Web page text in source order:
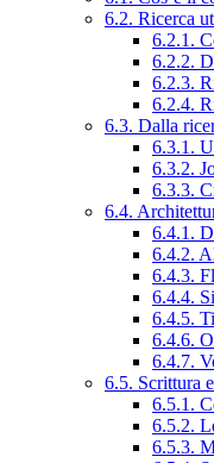
6.2. Ricerca
6.2.1.
6.2.2.
6.2.3.
6.2.4.
6.3. Dalla
6.3.1.
6.3.2.
6.3.3.
6.4.
6.4.1.
6.4.2.
6.4.3.
6.4.4.
6.4.5.
6.4.6.
6.4.7.
6.5. Scrittura
6.5.1.
6.5.2.
6.5.3.